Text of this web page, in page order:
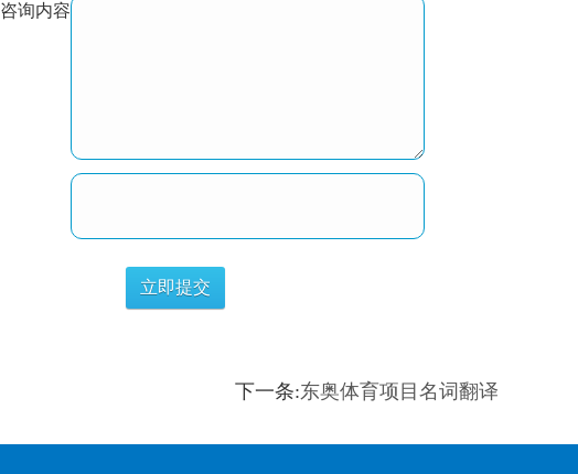
咨询内容
下一条:东奥体育项目名词翻译